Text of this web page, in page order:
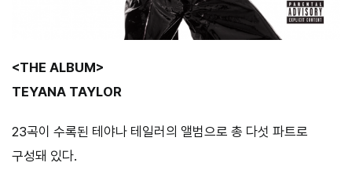
<THE ALBUM>
TEYANA TAYLOR
23곡이 수록된 테야나 테일러의 앨범으로 총 다섯 파트로
구성돼 있다.